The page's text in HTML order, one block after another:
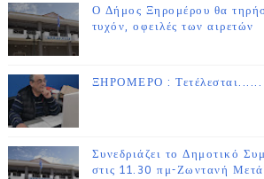
Ο Δήμος Ξηρομέρου θα
τυχόν, οφειλές των αιρετών
ΞΗΡΟΜΕΡΟ : Τετέλεσται......
Συνεδριάζει το Δημοτικό
στις 11.30 πμ-Ζωντανή